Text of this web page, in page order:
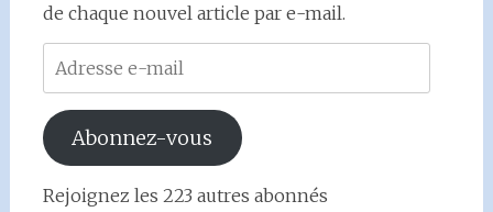
de chaque nouvel article par e-mail.
e-
mail
Abonnez-vous
Rejoignez les 223 autres abonnés